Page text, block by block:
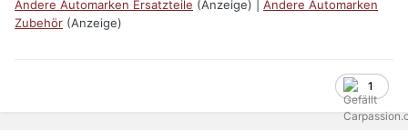
Andere Automarken Ersatzteile (Anzeige) | Andere Automarken
Zubehör (Anzeige)
1